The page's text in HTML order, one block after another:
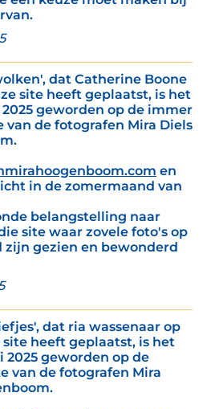
dat Catherine Boone
site heeft geplaatst, is het
geworden op de immer
van de fotografen Mira Diels
en
in de zomermaand van
belangstelling naar
site waar zovele foto's op
zijn gezien en bewonderd
dat ria wassenaar op
site heeft geplaatst, is het
geworden op de
van de fotografen Mira